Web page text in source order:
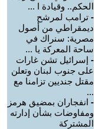
الحكم.. وقيادة ا ...
- ترامب لمرشح
ديمقراطي من أصول
مصرية: سنراك في
ساحة المعركة يا ...
- إسرائيل تشن غارات
على جنوب لبنان وتعلن
مقتل جنديين تزامنا مع
...
- انفجاران بمضيق هرمز
ومفاوضات بشأن إدارته
المشتركة